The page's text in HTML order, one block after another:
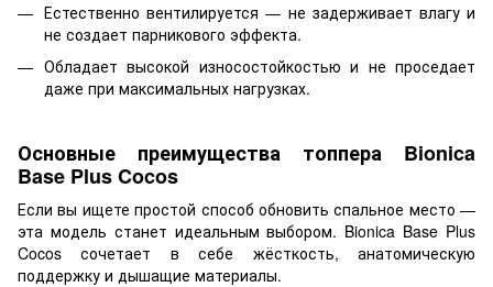
Естественно вентилируется — не задерживает влагу и
не создает парникового эффекта.
Обладает высокой износостойкостью и не проседает
даже при максимальных нагрузках.
Основные преимущества топпера Bionica
Base Plus Cocos
Если вы ищете простой способ обновить спальное место —
эта модель станет идеальным выбором. Bionica Base Plus
Cocos сочетает в себе жёсткость, анатомическую
поддержку и дышащие материалы.